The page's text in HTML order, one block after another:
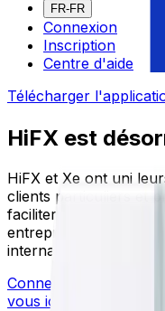
FR-FR
Connexion
Inscription
Centre d'aide
Télécharger
HiFX est
HiFX et Xe ont uni
clients particuliers et
faciliter la vie à
entreprises d'être
internationaux.
Connectez-vous avec
vous ici